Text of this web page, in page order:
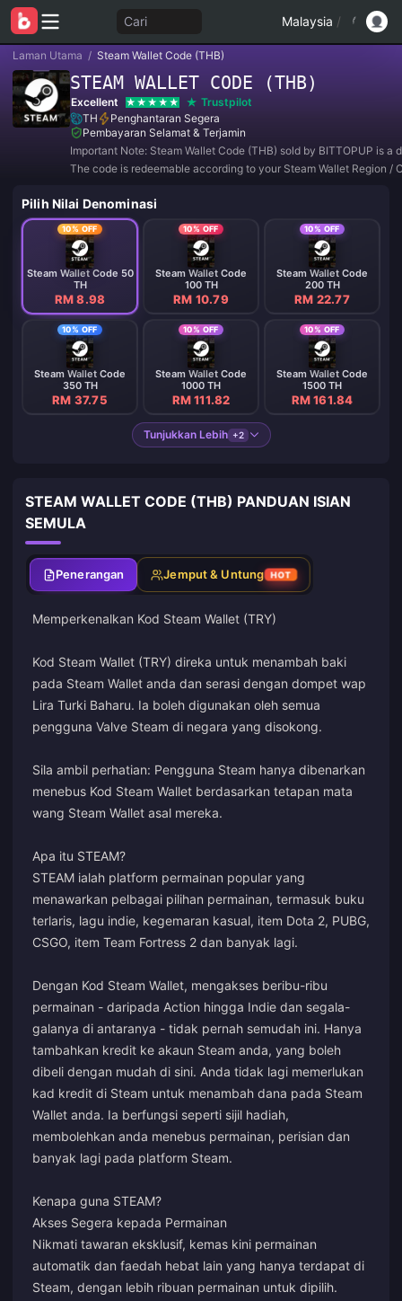
Cari Malaysia /
Laman Utama / Steam Wallet Code (THB)
STEAM WALLET CODE (THB)
Excellent
Trustpilot
TH
Penghantaran Segera
Pembayaran Selamat & Terjamin
Important Note: Steam Wallet Code (THB) sold by BITTOPUP is a
The code is redeemable according to your Steam Wallet Region /
Pilih Nilai Denominasi
10% OFF
Steam Wallet Code 50
TH
RM 8.98
10% OFF
Steam Wallet Code
100 TH
RM 10.79
10% OFF
Steam Wallet Code
200 TH
RM 22.77
10% OFF
Steam Wallet Code
350 TH
RM 37.75
10% OFF
Steam Wallet Code
1000 TH
RM 111.82
10% OFF
Steam Wallet Code
1500 TH
RM 161.84
Tunjukkan Lebih +2
STEAM WALLET CODE (THB) PANDUAN ISIAN
SEMULA
Penerangan Jemput & Untung HOT
Memperkenalkan Kod Steam Wallet (TRY)
Kod Steam Wallet (TRY) direka untuk menambah baki
pada Steam Wallet anda dan serasi dengan dompet wap
Lira Turki Baharu. Ia boleh digunakan oleh semua
pengguna Valve Steam di negara yang disokong.
Sila ambil perhatian: Pengguna Steam hanya dibenarkan
menebus Kod Steam Wallet berdasarkan tetapan mata
wang Steam Wallet asal mereka.
Apa itu STEAM?
STEAM ialah platform permainan popular yang
menawarkan pelbagai pilihan permainan, termasuk buku
terlaris, lagu indie, kegemaran kasual, item Dota 2, PUBG,
CSGO, item Team Fortress 2 dan banyak lagi.
Dengan Kod Steam Wallet, mengakses beribu-ribu
permainan - daripada Action hingga Indie dan segala-
galanya di antaranya - tidak pernah semudah ini. Hanya
tambahkan kredit ke akaun Steam anda, yang boleh
dibeli dengan mudah di sini. Anda tidak lagi memerlukan
kad kredit di Steam untuk menambah dana pada Steam
Wallet anda. Ia berfungsi seperti sijil hadiah,
membolehkan anda menebus permainan, perisian dan
banyak lagi pada platform Steam.
Kenapa guna STEAM?
Akses Segera kepada Permainan
Nikmati tawaran eksklusif, kemas kini permainan
automatik dan faedah hebat lain yang hanya terdapat di
Steam, dengan lebih ribuan permainan untuk dipilih.